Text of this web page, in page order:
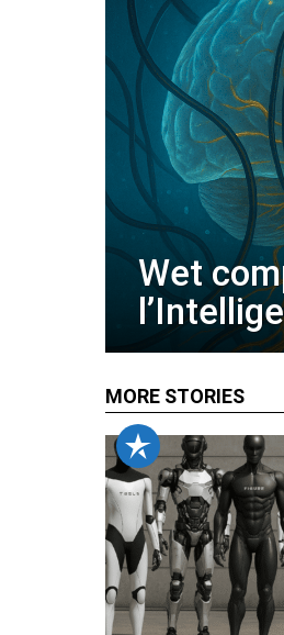
Wet
MORE STORIES